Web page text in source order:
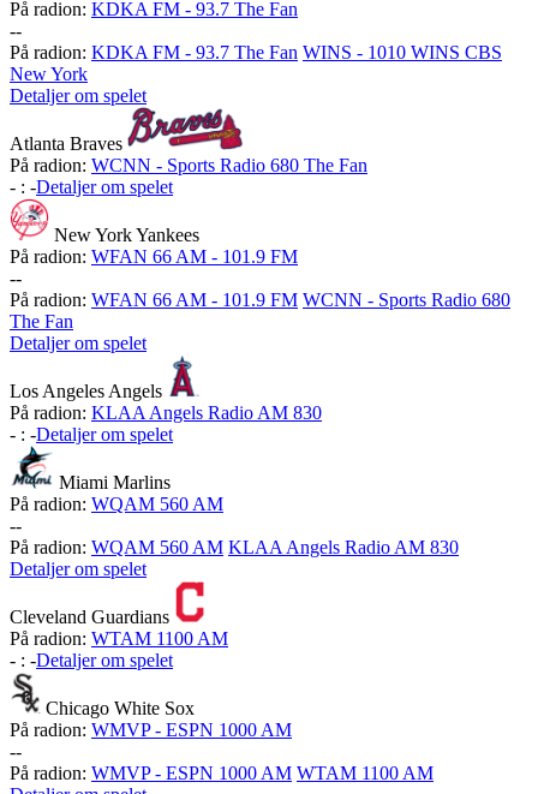
På radion: KDKA FM - 93.7 The Fan
--
På radion: KDKA FM - 93.7 The Fan WINS - 1010 WINS CBS
New York
Detaljer om spelet
Atlanta Braves
På radion: WCNN - Sports Radio 680 The Fan
- : -Detaljer om spelet
New York Yankees
På radion: WFAN 66 AM - 101.9 FM
--
På radion: WFAN 66 AM - 101.9 FM WCNN - Sports Radio 680
The Fan
Detaljer om spelet
Los Angeles Angels
På radion: KLAA Angels Radio AM 830
- : -Detaljer om spelet
Miami Marlins
På radion: WQAM 560 AM
--
På radion: WQAM 560 AM KLAA Angels Radio AM 830
Detaljer om spelet
Cleveland Guardians
På radion: WTAM 1100 AM
- : -Detaljer om spelet
Chicago White Sox
På radion: WMVP - ESPN 1000 AM
--
På radion: WMVP - ESPN 1000 AM WTAM 1100 AM